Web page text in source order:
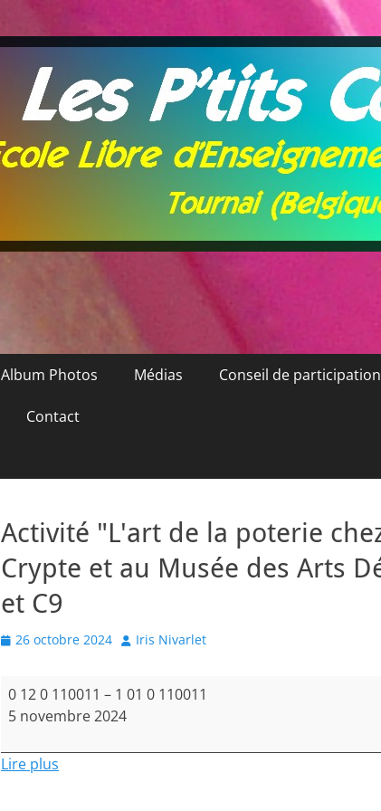
Album Photos Médias Conseil de participation
Contact
Activité "L'art de la poterie
Crypte et au Musée des Arts
et C9
Posted
26 octobre 2024 Author
Iris Nivarlet
Activité
"L'art
la
poterie
0 12 0 110011 – 1 01 0 110011
5 novembre 2024
Lire plus